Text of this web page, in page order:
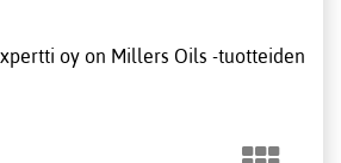
oy on Millers Oils -tuotteiden